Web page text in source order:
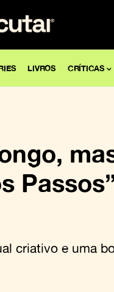
LIVROS CRÍTICAS
criativo e uma